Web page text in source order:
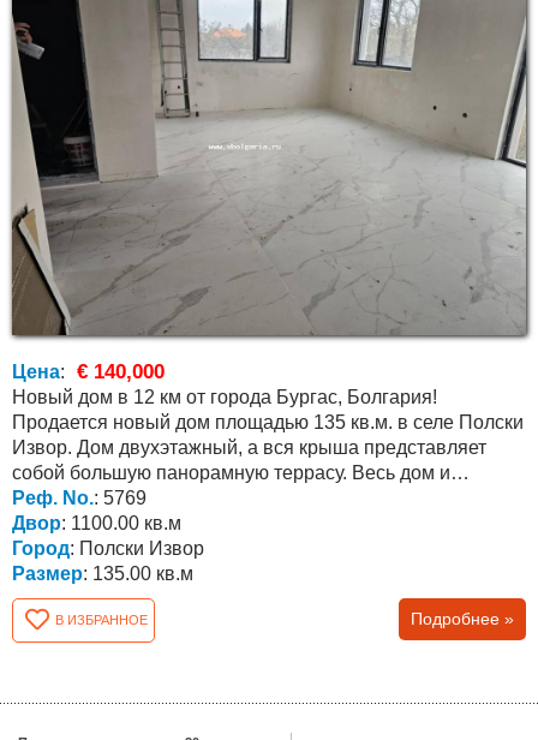
Цена: € 140,000
Новый дом в 12 км от города Бургас, Болгария!
Продается новый дом площадью 135 кв.м. в селе Полски
Извор. Дом двухэтажный, а вся крыша представляет
собой большую панорамную террасу. Весь дом и
потолки...
Реф. No.: 5769
Двор: 1100.00 кв.м
Город: Полски Извор
Размер: 135.00 кв.м
В ИЗБРАННОЕ Подробнее »